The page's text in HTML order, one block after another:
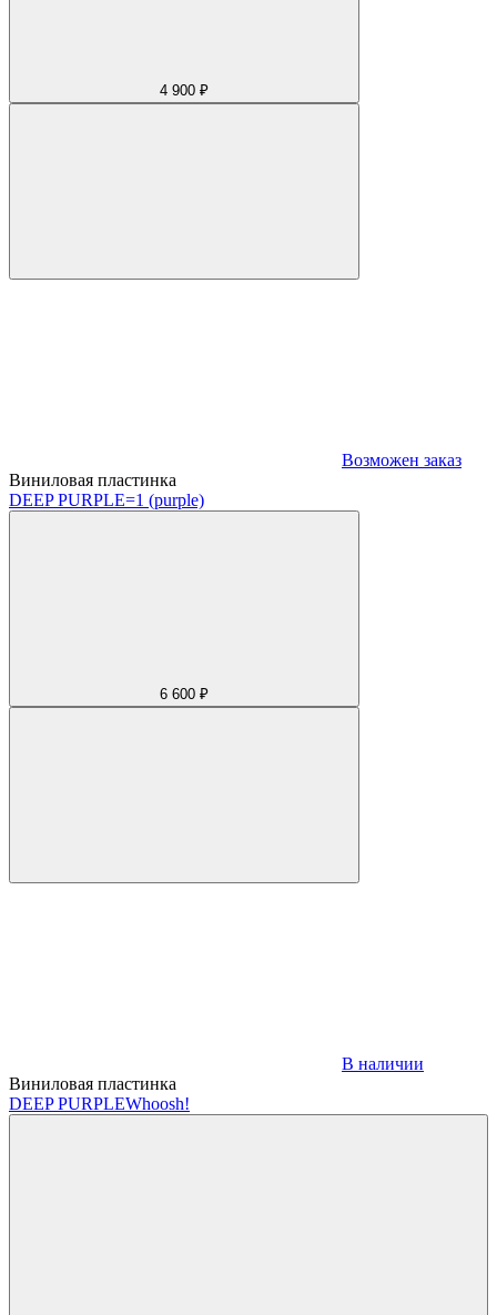
4 900 ₽
Возможен заказ
Виниловая пластинка
DEEP PURPLE=1 (purple)
6 600 ₽
В наличии
Виниловая пластинка
DEEP PURPLEWhoosh!